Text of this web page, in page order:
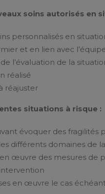
soins autorisés en
personnalisés en
et en lien avec
l’évaluation de la
réalisé
réajuster
situations à risque :
évoquer des fragilités
différents domaines de
œuvre des mesures de
en œuvre le cas